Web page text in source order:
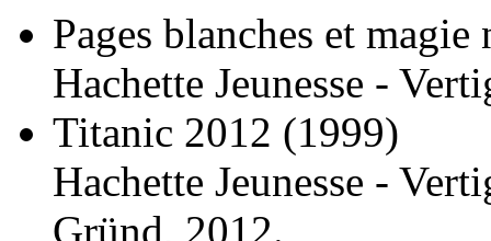
Pages blanches et magie
Hachette Jeunesse -
Titanic 2012 (1999)
Hachette Jeunesse -
Gründ, 2012.